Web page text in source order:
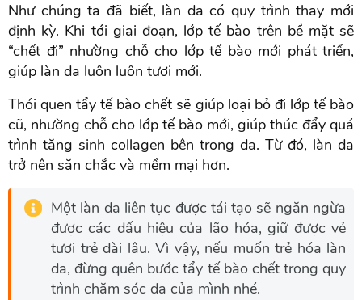
Như chúng ta đã biết, làn da có quy trình thay mới
định kỳ. Khi tới giai đoạn, lớp tế bào trên bề mặt sẽ
“chết đi” nhường chỗ cho lớp tế bào mới phát triển,
giúp làn da luôn luôn tươi mới.
Thói quen tẩy tế bào chết sẽ giúp loại bỏ đi lớp tế bào
cũ, nhường chỗ cho lớp tế bào mới, giúp thúc đẩy quá
trình tăng sinh collagen bên trong da. Từ đó, làn da
trở nên săn chắc và mềm mại hơn.
Một làn da liên tục được tái tạo sẽ ngăn ngừa
được các dấu hiệu của lão hóa, giữ được vẻ
tươi trẻ dài lâu. Vì vậy, nếu muốn trẻ hóa làn
da, đừng quên bước tẩy tế bào chết trong quy
trình chăm sóc da của mình nhé.